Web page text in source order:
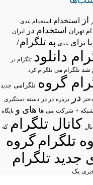
از استخدام استخدام بندی:
تهران استخدام در ایران
با برای بندی به تلگرام/
دانلود تلگرام در
شد تلگرام می تلگرام کرد
گروه تلگرامی جدید
دختر در درباره در در دسته دستگیری
شبکه + شرکت می ها های و پایگاه
کانال تلگرام که
تلگرامگروه
جدید تلگرام
یک